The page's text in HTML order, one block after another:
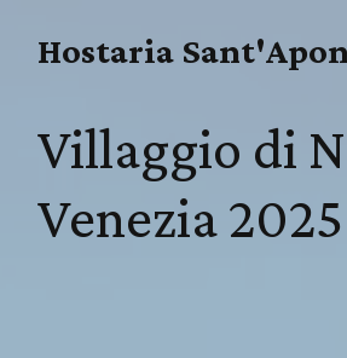
Hostaria
Villaggio di
Venezia 2025